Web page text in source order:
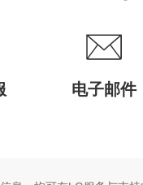
电子邮件